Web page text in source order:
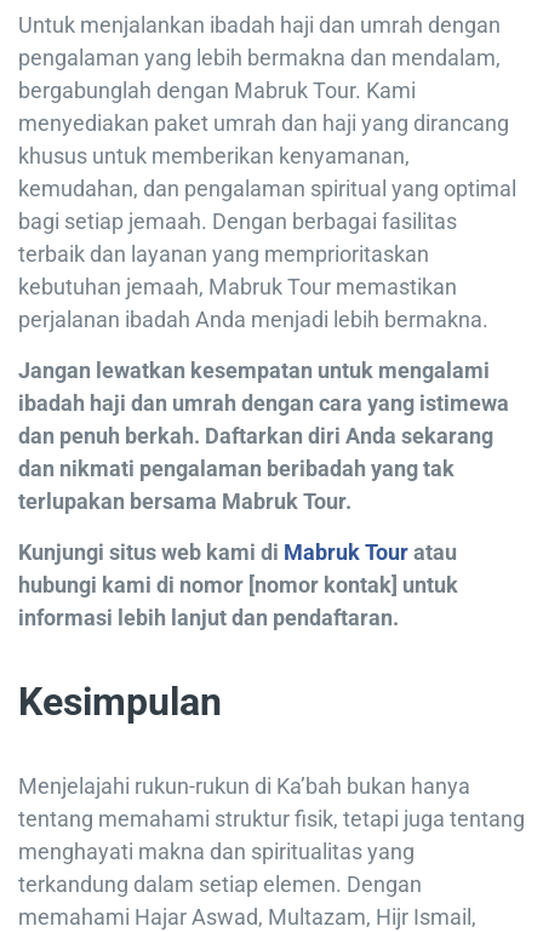
Untuk menjalankan ibadah haji dan umrah dengan
pengalaman yang lebih bermakna dan mendalam,
bergabunglah dengan Mabruk Tour. Kami
menyediakan paket umrah dan haji yang dirancang
khusus untuk memberikan kenyamanan,
kemudahan, dan pengalaman spiritual yang optimal
bagi setiap jemaah. Dengan berbagai fasilitas
terbaik dan layanan yang memprioritaskan
kebutuhan jemaah, Mabruk Tour memastikan
perjalanan ibadah Anda menjadi lebih bermakna.
Jangan lewatkan kesempatan untuk mengalami
ibadah haji dan umrah dengan cara yang istimewa
dan penuh berkah. Daftarkan diri Anda sekarang
dan nikmati pengalaman beribadah yang tak
terlupakan bersama Mabruk Tour.
Kunjungi situs web kami di Mabruk Touratau
hubungi kami di nomor [nomor kontak] untuk
informasi lebih lanjut dan pendaftaran.
Kesimpulan
Menjelajahi rukun-rukun di Ka’bah bukan hanya
tentang memahami struktur fisik, tetapi juga tentang
menghayati makna dan spiritualitas yang
terkandung dalam setiap elemen. Dengan
memahami Hajar Aswad, Multazam, Hijr Ismail,